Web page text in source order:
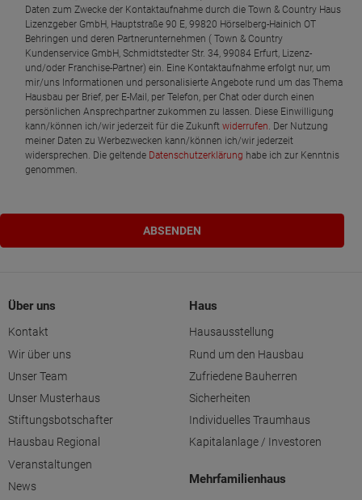
Daten zum Zwecke der Kontaktaufnahme durch die Town & Country Haus
Lizenzgeber GmbH, Hauptstraße 90 E, 99820 Hörselberg-Hainich OT
Behringen und deren Partnerunternehmen ( Town & Country
Kundenservice GmbH, Schmidtstedter Str. 34, 99084 Erfurt, Lizenz-
und/oder Franchise-Partner) ein. Eine Kontaktaufnahme erfolgt nur, um
mir/uns Informationen und personalisierte Angebote rund um das Thema
Hausbau per Brief, per E-Mail, per Telefon, per Chat oder durch einen
persönlichen Ansprechpartner zukommen zu lassen. Diese Einwilligung
kann/können ich/wir jederzeit für die Zukunftwiderrufen. Der Nutzung
meiner Daten zu Werbezwecken kann/können ich/wir jederzeit
widersprechen. Die geltende Datenschutzerklärung habe ich zur Kenntnis
genommen.
Über uns
Kontakt
Wir über uns
Unser Team
Unser Musterhaus
Stiftungsbotschafter
Hausbau Regional
Veranstaltungen
News
Haus
Hausausstellung
Rund um den Hausbau
Zufriedene Bauherren
Sicherheiten
Individuelles Traumhaus
Kapitalanlage / Investoren
Mehrfamilienhaus